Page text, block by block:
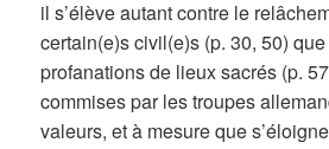
il s’élève autant contre le
certain(e)s civil(e)s (p. 30, 50)
profanations de lieux sacrés (p.
commises par les troupes
valeurs, et à mesure que